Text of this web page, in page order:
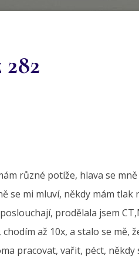
různé potíže, hlava se
se mi mluví, někdy mám
prodělala jsem
až 10x, a stalo se mě,
pracovat, vařit, péct,